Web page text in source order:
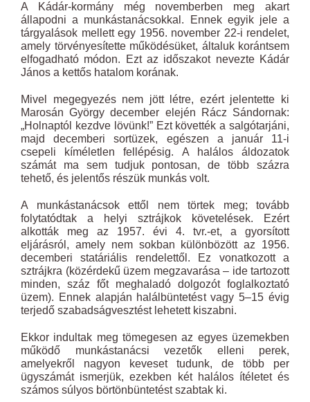
A Kádár-kormány még novemberben meg akart
állapodni a munkástanácsokkal. Ennek egyik jele a
tárgyalások mellett egy 1956. november 22-i rendelet,
amely törvényesítette működésüket, általuk korántsem
elfogadható módon. Ezt az időszakot nevezte Kádár
János a kettős hatalom korának.
Mivel megegyezés nem jött létre, ezért jelentette ki
Marosán György december elején Rácz Sándornak:
„Holnaptól kezdve lövünk!” Ezt követték a salgótarjáni,
majd decemberi sortüzek, egészen a január 11-i
csepeli kíméletlen fellépésig. A halálos áldozatok
számát ma sem tudjuk pontosan, de több százra
tehető, és jelentős részük munkás volt.
A munkástanácsok ettől nem törtek meg; tovább
folytatódtak a helyi sztrájkok követelések. Ezért
alkották meg az 1957. évi 4. tvr.-et, a gyorsított
eljárásról, amely nem sokban különbözött az 1956.
decemberi statáriális rendelettől. Ez vonatkozott a
sztrájkra (közérdekű üzem megzavarása – ide tartozott
minden, száz főt meghaladó dolgozót foglalkoztató
üzem). Ennek alapján halálbüntetést vagy 5–15 évig
terjedő szabadságvesztést lehetett kiszabni.
Ekkor indultak meg tömegesen az egyes üzemekben
működő munkástanácsi vezetők elleni perek,
amelyekről nagyon keveset tudunk, de több per
ügyszámát ismerjük, ezekben két halálos ítéletet és
számos súlyos börtönbüntetést szabtak ki.